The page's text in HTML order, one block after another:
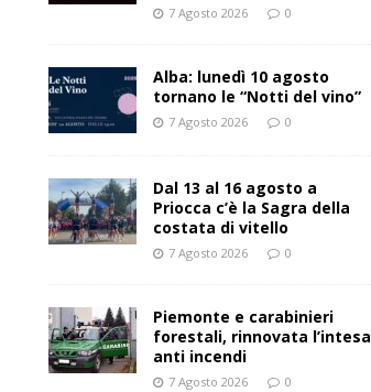
7 Agosto 2026 0
Alba: lunedì 10 agosto
tornano le “Notti del vino”
7 Agosto 2026 0
Dal 13 al 16 agosto a
Priocca c’è la Sagra della
costata di vitello
7 Agosto 2026 0
Piemonte e carabinieri
forestali, rinnovata l’intesa
anti incendi
7 Agosto 2026 0